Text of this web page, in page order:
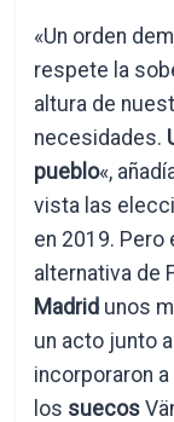
«Un orden
respete la
altura de
necesidades.
pueblo«,
vista las
en 2019.
alternativa de
Madrid unos
un acto junto
incorporaron
los suecos